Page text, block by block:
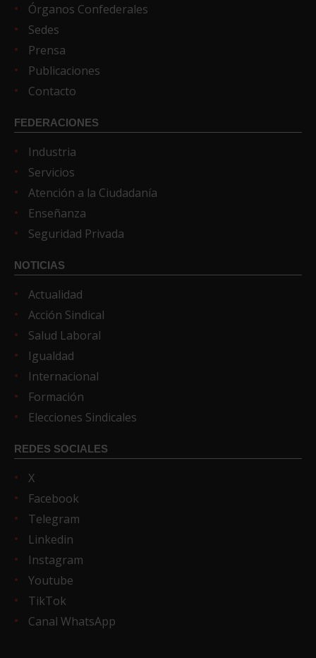
Órganos Confederales
Sedes
Prensa
Publicaciones
Contacto
FEDERACIONES
Industria
Servicios
Atención a la Ciudadanía
Enseñanza
Seguridad Privada
NOTICIAS
Actualidad
Acción Sindical
Salud Laboral
Igualdad
Internacional
Formación
Elecciones Sindicales
REDES SOCIALES
X
Facebook
Telegram
Linkedin
Instagram
Youtube
TikTok
Canal WhatsApp